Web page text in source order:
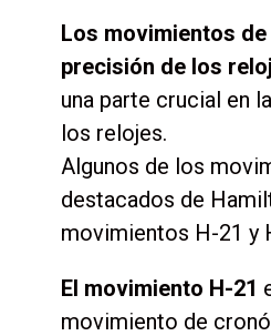
Los movimientos
precisión de los
una parte crucial en
los relojes.
Algunos de los
destacados de
movimientos H-21 y
El movimiento H-21
movimiento de